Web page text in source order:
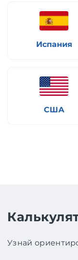
Испания
США
Узнай